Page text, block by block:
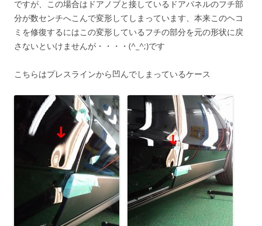
ですが、この場合はドアノブと接しているドアパネルのフチ部
分が数センチへこんで変形してしまっています、本来このヘコ
ミを修復するにはこの変形しているフチの部分を元の形状に戻
さないといけませんが・・・・(^_^;)です
こちらはプレスラインから凹んでしまっているケース